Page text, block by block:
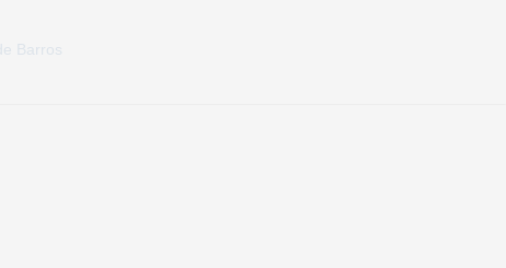
Barros